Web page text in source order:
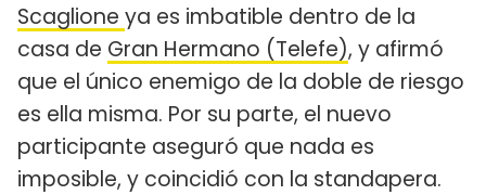
Scaglione ya es imbatible dentro de la
casa de Gran Hermano (Telefe), y afirmó
que el único enemigo de la doble de riesgo
es ella misma. Por su parte, el nuevo
participante aseguró que nada es
imposible, y coincidió con la standapera.